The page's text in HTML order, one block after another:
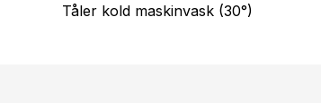
Tåler kold maskinvask (30°)